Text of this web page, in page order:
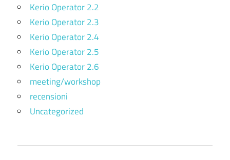
Kerio Operator 2.2
Kerio Operator 2.3
Kerio Operator 2.4
Kerio Operator 2.5
Kerio Operator 2.6
meeting/workshop
recensioni
Uncategorized